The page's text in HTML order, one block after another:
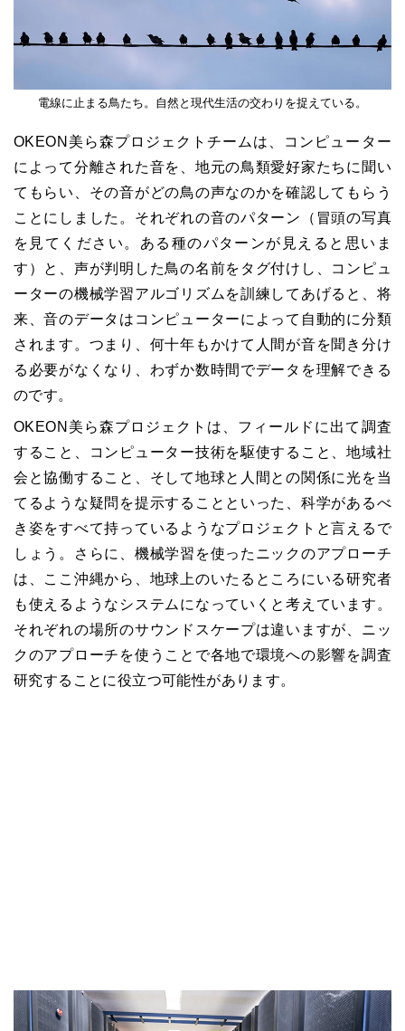
電線に止まる鳥たち。自然と現代生活の交わりを捉えている。
OKEON美ら森プロジェクトチームは、コンピューター
によって分離された音を、地元の鳥類愛好家たちに聞い
てもらい、その音がどの鳥の声なのかを確認してもらう
ことにしました。それぞれの音のパターン（冒頭の写真
を見てください。ある種のパターンが見えると思いま
す）と、声が判明した鳥の名前をタグ付けし、コンピュ
ーターの機械学習アルゴリズムを訓練してあげると、将
来、音のデータはコンピューターによって自動的に分類
されます。つまり、何十年もかけて人間が音を聞き分け
る必要がなくなり、わずか数時間でデータを理解できる
のです。
OKEON美ら森プロジェクトは、フィールドに出て調査
すること、コンピューター技術を駆使すること、地域社
会と協働すること、そして地球と人間との関係に光を当
てるような疑問を提示することといった、科学があるべ
き姿をすべて持っているようなプロジェクトと言えるで
しょう。さらに、機械学習を使ったニックのアプローチ
は、ここ沖縄から、地球上のいたるところにいる研究者
も使えるようなシステムになっていくと考えています。
それぞれの場所のサウンドスケープは違いますが、ニッ
クのアプローチを使うことで各地で環境への影響を調査
研究することに役立つ可能性があります。